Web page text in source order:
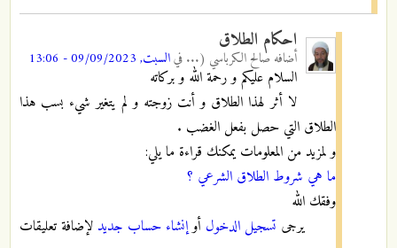
احكام الطلاق
أضافه صالح الكرباسي (... فيالسبت, 09/09/2023 - 13:06
السلام عليكم و رحمة الله و بركاته
لا أثر لهذا الطلاق و أنت زوجته و لم يتغير شيء بسب هذا
الطلاق التي حصل بفعل الغضب .
و لمزيد من المعلومات يمكنك قراءة ما يلي:
ما هي شروط الطلاق الشرعي ؟
وفقك الله
يرجى تسجيل الدخول أوإنشاء حساب جديد لإضافة تعليقات